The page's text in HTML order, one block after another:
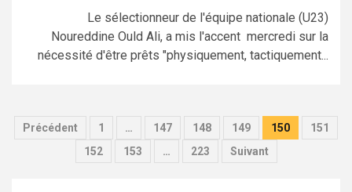
Le sélectionneur de l'équipe nationale (U23)
Noureddine Ould Ali, a mis l'accent mercredi sur la
nécessité d'être prêts "physiquement, tactiquement...
Pagination
Précédent 1 … 147 148 149 150
151
152
153 … 223 Suivant